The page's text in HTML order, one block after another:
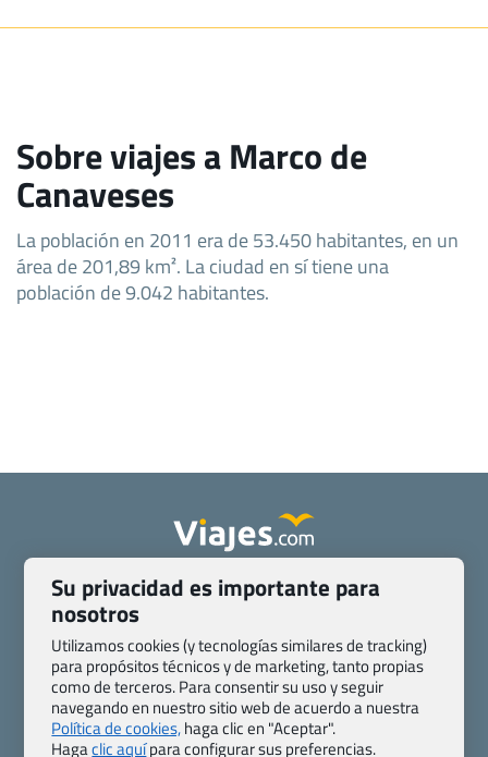
Sobre viajes a Marco de
Canaveses
La población en 2011 era de 53.450 habitantes, en un
área de 201,89 km². La ciudad en sí tiene una
población de 9.042 habitantes.
Quienes somos
Contacto
Pasaporte, Visado, Salud y otras disposiciones específicas
Blog de Viajes.com
Registro de agencias
Preguntas frecuentes
Condiciones generales
Política de privacidad y cookies
Transparencia
Todas las páginas – sitemap
Su privacidad es importante para
nosotros
Utilizamos cookies (y tecnologías similares de tracking)
para propósitos técnicos y de marketing, tanto propias
como de terceros. Para consentir su uso y seguir
navegando en nuestro sitio web de acuerdo a nuestra
Política de cookies,haga clic en "Aceptar".
Hagaclic aquípara configurar sus preferencias.